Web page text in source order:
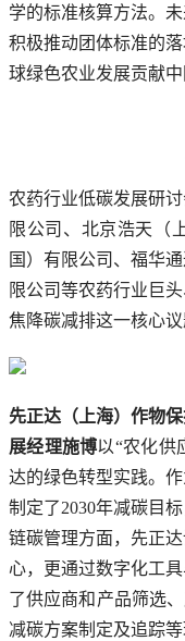
学的标准核算方法。
积极推动团体标准的
球绿色农业发展贡献中
农药行业低碳发展研
限公司、北京浩天（
国）有限公司、福华
限公司等农药行业巨
焦降碳减排这一核心
先正达（上海）作物
展经理施博以“农化供
达的绿色转型实践。
制定了2030年减碳目
链碳管理方面，先正
心，更通过数字化工
了供应商和产品筛选
减碳方案制定及追踪